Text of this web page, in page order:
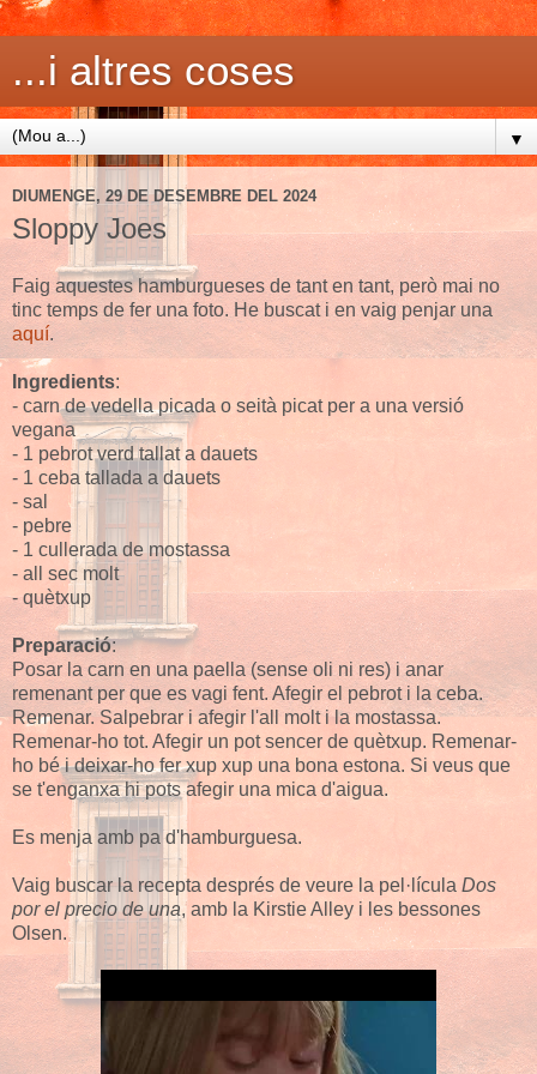
...i altres coses
▼
DIUMENGE, 29 DE DESEMBRE DEL 2024
Sloppy Joes
Faig aquestes hamburgueses de tant en tant, però mai no
tinc temps de fer una foto. He buscat i en vaig penjar una
aquí.
Ingredients:
- carn de vedella picada o seità picat per a una versió
vegana
- 1 pebrot verd tallat a dauets
- 1 ceba tallada a dauets
- sal
- pebre
- 1 cullerada de mostassa
- all sec molt
- quètxup
Preparació:
Posar la carn en una paella (sense oli ni res) i anar
remenant per que es vagi fent. Afegir el pebrot i la ceba.
Remenar. Salpebrar i afegir l'all molt i la mostassa.
Remenar-ho tot. Afegir un pot sencer de quètxup. Remenar-
ho bé i deixar-ho fer xup xup una bona estona. Si veus que
se t'enganxa hi pots afegir una mica d'aigua.
Es menja amb pa d'hamburguesa.
Vaig buscar la recepta després de veure la pel·lícula Dos
por el precio de una, amb la Kirstie Alley i les bessones
Olsen.